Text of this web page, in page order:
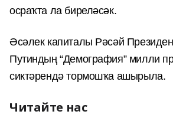
осраҡта ла биреләсәк.
Әсәлек капиталы Рәсәй
Путиндың “Демография” милли
сиктәрендә тормошҡа ашырыла.
Читайте нас